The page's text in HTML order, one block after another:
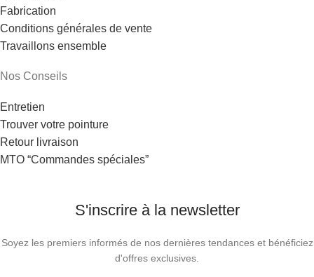
Fabrication
Conditions générales de vente
Travaillons ensemble
Nos Conseils
Entretien
Trouver votre pointure
Retour livraison
MTO “Commandes spéciales”
S'inscrire à la newsletter
Soyez les premiers informés de nos dernières tendances et bénéficiez
d'offres exclusives.